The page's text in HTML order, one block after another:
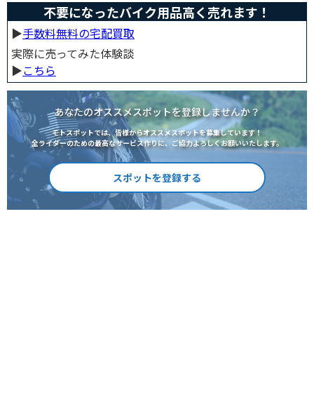
不要になったバイク用品高く売れます！
▶︎手数料無料の宅配買取
実際に売ってみた体験談
▶︎こちら
あなたのオススメスポットを登録しませんか？
モトスポットでは、皆様からオススメスポットを募集しています！
全ライダーのための最高なサービス作りに、ご協力よろしくお願いいたします。
スポットを登録する